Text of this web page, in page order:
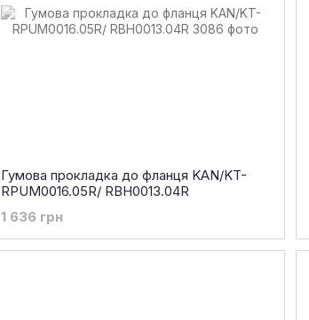
Гумова прокладка до фланця KAN/KT-
RPUM0016.05R/ RBH0013.04R
1 636 грн